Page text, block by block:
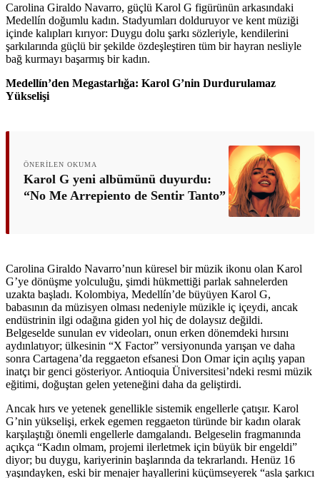
Carolina Giraldo Navarro, güçlü Karol G figürünün arkasındaki
Medellín doğumlu kadın. Stadyumları dolduruyor ve kent müziği
içinde kalıpları kırıyor: Duygu dolu şarkı sözleriyle, kendilerini
şarkılarında güçlü bir şekilde özdeşleştiren tüm bir hayran nesliyle
bağ kurmayı başarmış bir kadın.
Medellín’den Megastarlığa: Karol G’nin Durdurulamaz
Yükselişi
ÖNERILEN OKUMA
Karol G yeni albümünü duyurdu:
“No Me Arrepiento de Sentir Tanto”
Carolina Giraldo Navarro’nun küresel bir müzik ikonu olan Karol
G’ye dönüşme yolculuğu, şimdi hükmettiği parlak sahnelerden
uzakta başladı. Kolombiya, Medellín’de büyüyen Karol G,
babasının da müzisyen olması nedeniyle müzikle iç içeydi, ancak
endüstrinin ilgi odağına giden yol hiç de dolaysız değildi.
Belgeselde sunulan ev videoları, onun erken dönemdeki hırsını
aydınlatıyor; ülkesinin “X Factor” versiyonunda yarışan ve daha
sonra Cartagena’da reggaeton efsanesi Don Omar için açılış yapan
inatçı bir genci gösteriyor. Antioquia Üniversitesi’ndeki resmi müzik
eğitimi, doğuştan gelen yeteneğini daha da geliştirdi.
Ancak hırs ve yetenek genellikle sistemik engellerle çatışır. Karol
G’nin yükselişi, erkek egemen reggaeton türünde bir kadın olarak
karşılaştığı önemli engellerle damgalandı. Belgeselin fragmanında
açıkça “Kadın olmam, projemi ilerletmek için büyük bir engeldi”
diyor; bu duygu, kariyerinin başlarında da tekrarlandı. Henüz 16
yaşındayken, eski bir menajer hayallerini küçümseyerek “asla şarkıcı